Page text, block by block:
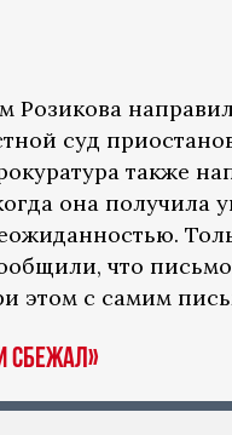
Розикова
суд
также
она
что
этом с самим
сбежал»